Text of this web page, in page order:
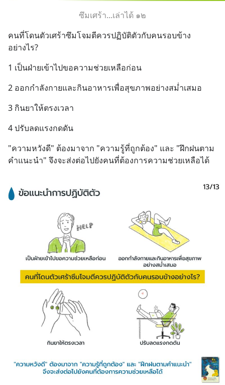
ซึมเศร้า...เล่าได้ ๑๒
คนที่โดนตัวเศร้าซึมโจมตีควรปฏิบัติตัวกับคนรอบข้าง
อย่างไร?
1 เป็นฝ่ายเข้าไปขอความช่วยเหลือก่อน
2 ออกกำลังกายและกินอาหารเพื่อสุขภาพอย่างสม่ำเสมอ
3 กินยาให้ตรงเวลา
4 ปรับลดแรงกดดัน
"ความหวังดี" ต้องมาจาก "ความรู้ที่ถูกต้อง" และ "ฝึกฝนตาม
คำแนะนำ" จึงจะส่งต่อไปยังคนที่ต้องการความช่วยเหลือได้